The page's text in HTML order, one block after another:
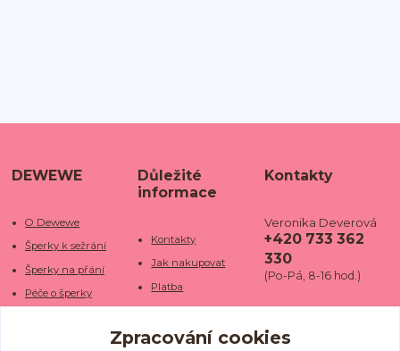
DEWEWE
O Dewewe
Šperky k sežrání
Šperky na přání
Péče o šperky
Kamenné obchody
Důležité
informace
Kontakty
Jak nakupovat
Platba
Doba dodání
Doprava
Kontakty
Veronika Deverová
+420 733 362
330
(Po-Pá, 8-16 hod.)
we.cz
Zpracování cookies